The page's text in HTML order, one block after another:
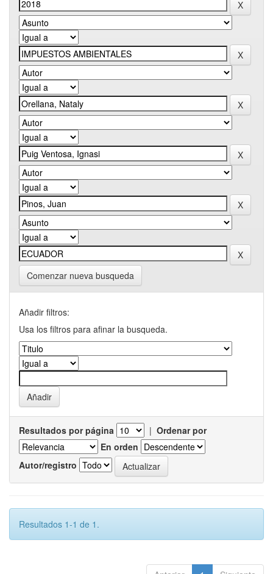
Comenzar nueva busqueda
Añadir filtros:
Usa los filtros para afinar la busqueda.
Resultados por página | Ordenar por
En orden
Autor/registro
Resultados 1-1 de 1.